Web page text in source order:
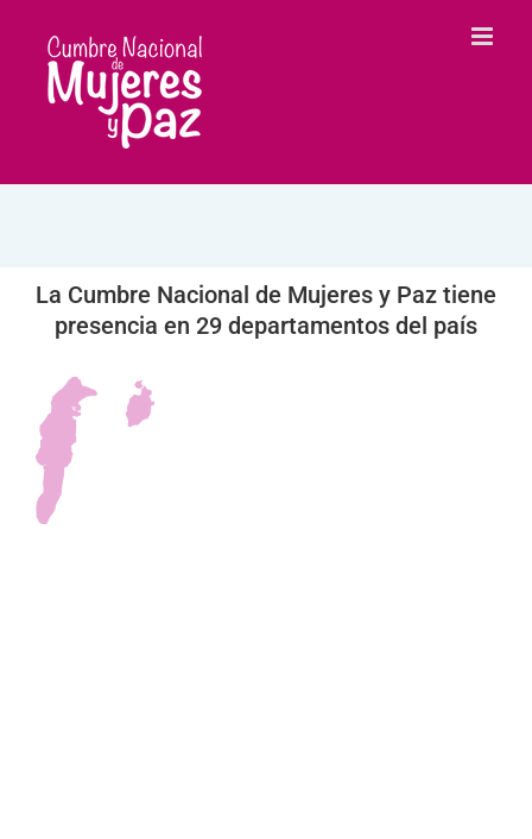
contenido
La Cumbre Nacional de Mujeres y Paz tiene
presencia en 29 departamentos del país